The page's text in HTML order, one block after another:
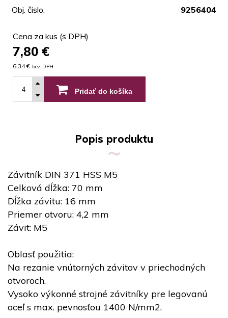
Obj. čislo: 9256404
Cena za kus (s DPH)
7,80 €
6,34 € bez DPH
Pridať do košíka
Popis produktu
Závitník DIN 371 HSS M5
Celková dĺžka: 70 mm
Dĺžka závitu: 16 mm
Priemer otvoru: 4,2 mm
Závit: M5
Oblasť použitia:
Na rezanie vnútorných závitov v priechodných
otvoroch.
Vysoko výkonné strojné závitníky pre legovanú
oceľ s max. pevnosťou 1400 N/mm2.